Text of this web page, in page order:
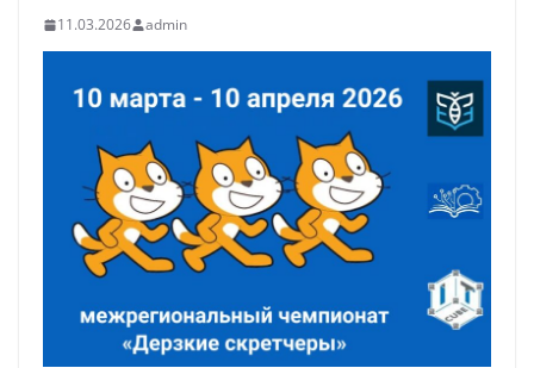
11.03.2026 admin